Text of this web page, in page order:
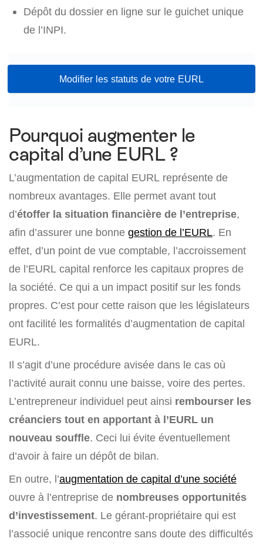
Dépôt du dossier en ligne sur le guichet unique
de l’INPI.
Modifier les statuts de votre EURL
Pourquoi augmenter le
capital d’une EURL ?
L’augmentation de capital EURL représente de
nombreux avantages. Elle permet avant tout
d’étoffer la situation financière de l’entreprise,
afin d’assurer une bonne gestion de l’EURL. En
effet, d’un point de vue comptable, l’accroissement
de l’EURL capital renforce les capitaux propres de
la société. Ce qui a un impact positif sur les fonds
propres. C’est pour cette raison que les législateurs
ont facilité les formalités d’augmentation de capital
EURL.
Il s’agit d’une procédure avisée dans le cas où
l’activité aurait connu une baisse, voire des pertes.
L’entrepreneur individuel peut ainsi rembourser les
créanciers tout en apportant à l’EURL un
nouveau souffle. Ceci lui évite éventuellement
d’avoir à faire un dépôt de bilan.
En outre, l’augmentation de capital d’une société
ouvre à l’entreprise de nombreuses opportunités
d’investissement. Le gérant-propriétaire qui est
l’associé unique rencontre sans doute des difficultés